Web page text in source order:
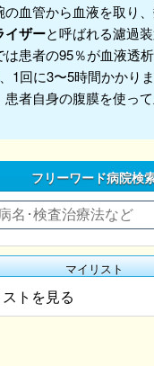
の血管から血液を取り
イザーと呼ばれる濾過
は患者の95％が血液透
1回に3〜5時間かかりま
患者自身の腹膜を使っ
フリーワード病院検
マイリスト
トを見る